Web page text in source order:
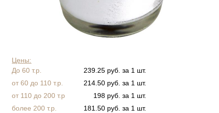
Цены:
До 60 т.р.
239.25 руб. за 1 шт.
от 60 до 110 т.р.
214.50 руб. за 1 шт.
от 110 до 200 т.р
198 руб. за 1 шт.
более 200 т.р.
181.50 руб. за 1 шт.